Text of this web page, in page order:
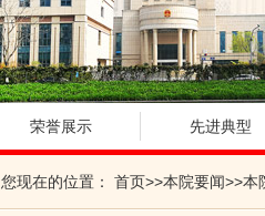
荣誉展示 先进典型
您现在的位置： 首页>>本院要闻>>本